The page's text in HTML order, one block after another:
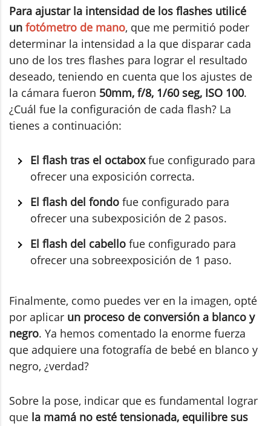
Para ajustar la intensidad de los flashes utilicé
un fotómetro de mano, que me permitió poder
determinar la intensidad a la que disparar cada
uno de los tres flashes para lograr el resultado
deseado, teniendo en cuenta que los ajustes de
la cámara fueron 50mm, f/8, 1/60 seg, ISO 100.
¿Cuál fue la configuración de cada flash? La
tienes a continuación:
El flash tras el octaboxfue configurado para
ofrecer una exposición correcta.
El flash del fondo fue configurado para
ofrecer una subexposición de 2 pasos.
El flash del cabello fue configurado para
ofrecer una sobreexposición de 1 paso.
Finalmente, como puedes ver en la imagen, opté
por aplicar un proceso de conversión a blanco y
negro. Ya hemos comentado la enorme fuerza
que adquiere una fotografía de bebé en blanco y
negro, ¿verdad?
Sobre la pose, indicar que es fundamental lograr
que la mamá no esté tensionada, equilibre sus